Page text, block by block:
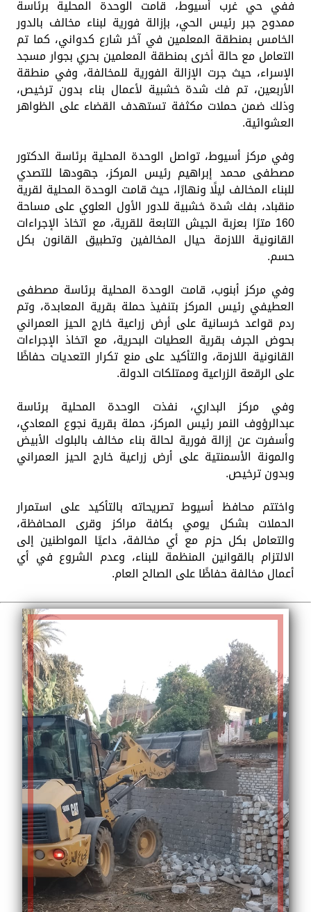
ففي حي غرب أسيوط، قامت الوحدة المحلية برئاسة
ممدوح جبر رئيس الحي، بإزالة فورية لبناء مخالف بالدور
الخامس بمنطقة المعلمين في آخر شارع كدواني، كما تم
التعامل مع حالة أخرى بمنطقة المعلمين بحري بجوار مسجد
الإسراء، حيث جرت الإزالة الفورية للمخالفة، وفي منطقة
الأربعين، تم فك شدة خشبية لأعمال بناء بدون ترخيص،
وذلك ضمن حملات مكثفة تستهدف القضاء على الظواهر
العشوائية.
وفي مركز أسيوط، تواصل الوحدة المحلية برئاسة الدكتور
مصطفى محمد إبراهيم رئيس المركز، جهودها للتصدي
للبناء المخالف ليلًا ونهارًا، حيث قامت الوحدة المحلية لقرية
منقباد، بفك شدة خشبية للدور الأول العلوي على مساحة
160 مترًا بعزبة الجيش التابعة للقرية، مع اتخاذ الإجراءات
القانونية اللازمة حيال المخالفين وتطبيق القانون بكل
حسم.
وفي مركز أبنوب، قامت الوحدة المحلية برئاسة مصطفى
العطيفي رئيس المركز بتنفيذ حملة بقرية المعابدة، وتم
ردم قواعد خرسانية على أرض زراعية خارج الحيز العمراني
بحوض الجرف بقرية العطيات البحرية، مع اتخاذ الإجراءات
القانونية اللازمة، والتأكيد على منع تكرار التعديات حفاظًا
على الرقعة الزراعية وممتلكات الدولة.
وفي مركز البداري، نفذت الوحدة المحلية برئاسة
عبدالرؤوف النمر رئيس المركز، حملة بقرية نجوع المعادي،
وأسفرت عن إزالة فورية لحالة بناء مخالف بالبلوك الأبيض
والمونة الأسمنتية على أرض زراعية خارج الحيز العمراني
وبدون ترخيص.
واختتم محافظ أسيوط تصريحاته بالتأكيد على استمرار
الحملات بشكل يومي بكافة مراكز وقرى المحافظة،
والتعامل بكل حزم مع أي مخالفة، داعيًا المواطنين إلى
الالتزام بالقوانين المنظمة للبناء، وعدم الشروع في أي
أعمال مخالفة حفاظًا على الصالح العام.